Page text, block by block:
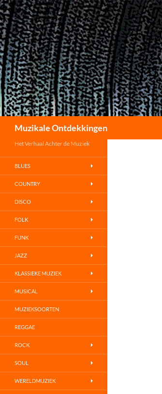
Muzikale Ontdekkingen
Het Verhaal Achter de Muziek
BLUES
COUNTRY
DISCO
FOLK
FUNK
JAZZ
KLASSIEKE MUZIEK
MUSICAL
MUZIEKSOORTEN
REGGAE
ROCK
SOUL
WERELDMUZIEK